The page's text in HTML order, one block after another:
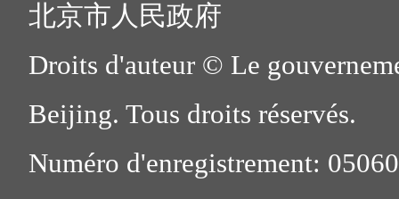
北京市人民政府
Droits d'auteur © Le
Beijing. Tous droits réservés.
Numéro d'enregistrement: